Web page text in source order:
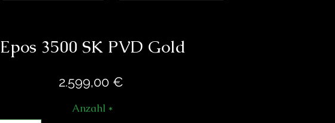
Epos 3500 SK PVD Gold
2.599,00 €
Anzahl *